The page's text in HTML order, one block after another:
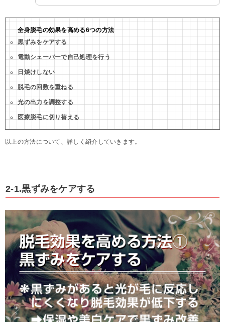
全身脱毛の効果を高める6つの方法
黒ずみをケアする
電動シェーバーで自己処理を行う
日焼けしない
脱毛の回数を重ねる
光の出力を調整する
医療脱毛に切り替える
以上の方法について、詳しく紹介していきます。
2-1.黒ずみをケアする